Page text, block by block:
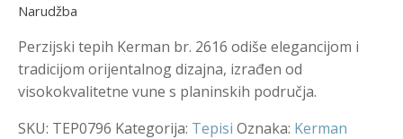
Narudžba
Perzijski tepih Kerman br. 2616 odiše elegancijom i
tradicijom orijentalnog dizajna, izrađen od
visokokvalitetne vune s planinskih područja.
SKU: TEP0796 Kategorija: Tepisi Oznaka: Kerman